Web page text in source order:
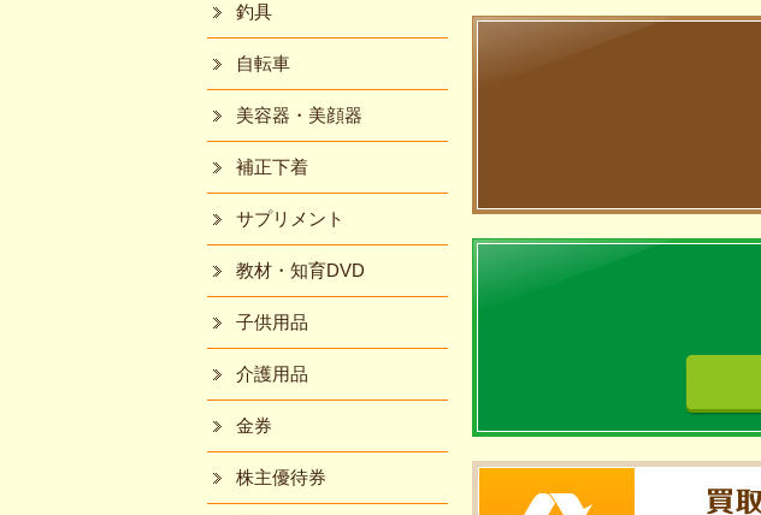
釣具
自転車
美容器・美顔器
補正下着
サプリメント
教材・知育DVD
子供用品
介護用品
金券
株主優待券